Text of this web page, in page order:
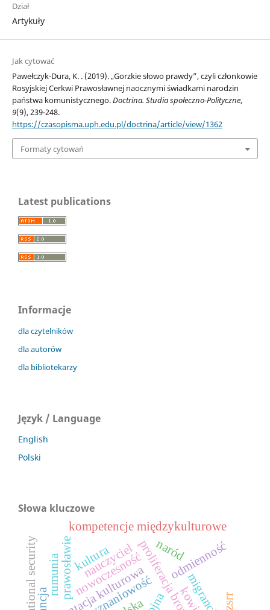
Dział
Artykuły
Jak cytować
Pawełczyk-Dura, K. . (2019). „Gorzkie słowo prawdy”, czyli członkowie
Rosyjskiej Cerkwi Prawosławnej naocznymi świadkami narodzin
państwa komunistycznego.Doctrina. Studia społeczno-Polityczne,
9(9), 239-248.
https://czasopisma.uph.edu.pl/doctrina/article/view/1362
Formaty cytowań
Latest publications
Informacje
dla czytelników
dla autorów
dla bibliotekarzy
Język / Language
English
Polski
Słowa kluczowe
nowoczesność
prawosławie
orientacja kulturowa
nauczyciel
kompetencje międzykulturowe
odmienność
kultura
migranci
rumunia
naród